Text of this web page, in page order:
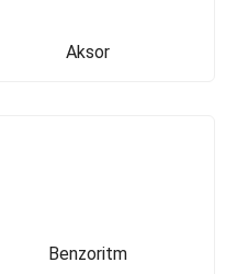
Aksor
Benzoritm